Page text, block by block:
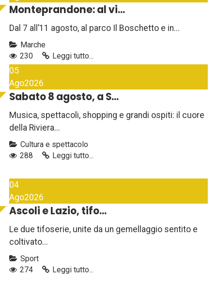
Monteprandone: al vi...
Dal 7 all’11 agosto, al parco Il Boschetto e in...
Marche
230
Leggi tutto...
05
Ago2026
Sabato 8 agosto, a S...
Musica, spettacoli, shopping e grandi ospiti: il cuore
della Riviera...
Cultura e spettacolo
288
Leggi tutto...
04
Ago2026
Ascoli e Lazio, tifo...
Le due tifoserie, unite da un gemellaggio sentito e
coltivato...
Sport
274
Leggi tutto...